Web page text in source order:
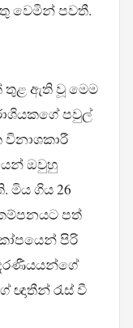
වෙමින් පවතී.
තුළ ඇති වූ මෙම
පවුල්
ඔවුහු
මිය ගිය 26
පත්
පිරි
රැස් වී